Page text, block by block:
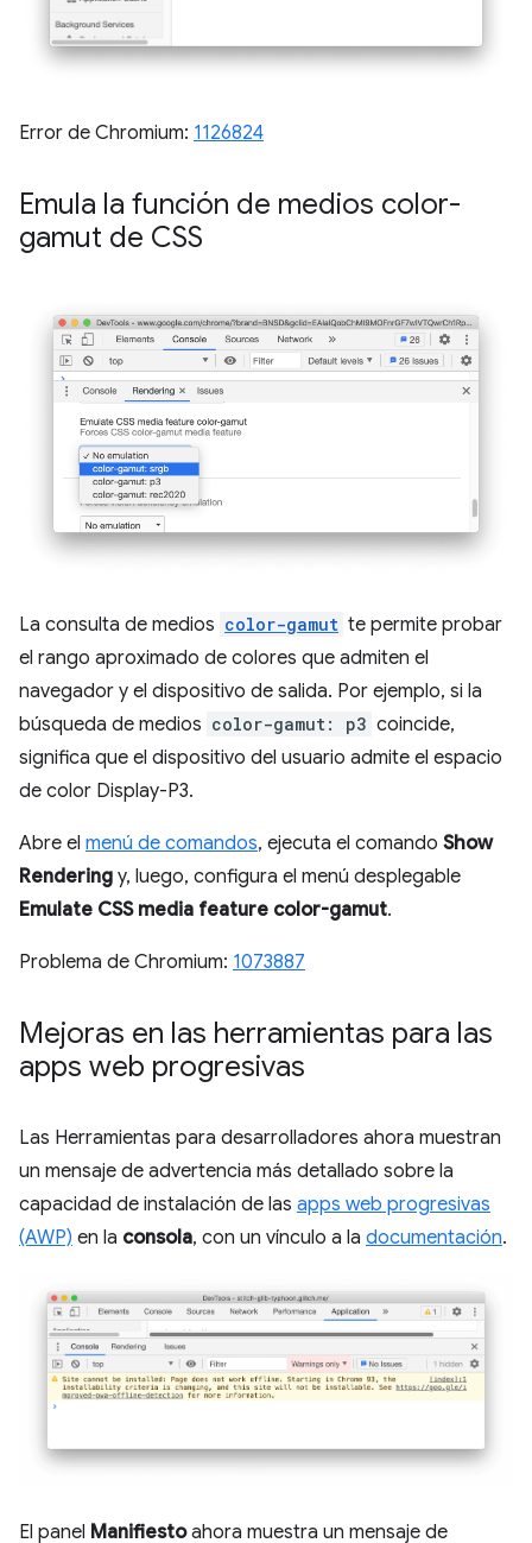
Error de Chromium: 1126824
Emula la función de medios color-
gamut de CSS
La consulta de medios color-gamut te permite probar
el rango aproximado de colores que admiten el
navegador y el dispositivo de salida. Por ejemplo, si la
búsqueda de medios color-gamut: p3 coincide,
significa que el dispositivo del usuario admite el espacio
de color Display-P3.
Abre el menú de comandos, ejecuta el comando Show
Rendering y, luego, configura el menú desplegable
Emulate CSS media feature color-gamut.
Problema de Chromium: 1073887
Mejoras en las herramientas para las
apps web progresivas
Las Herramientas para desarrolladores ahora muestran
un mensaje de advertencia más detallado sobre la
capacidad de instalación de las apps web progresivas
(AWP) en la consola, con un vínculo a la documentación.
El panel Manifiestoahora muestra un mensaje de